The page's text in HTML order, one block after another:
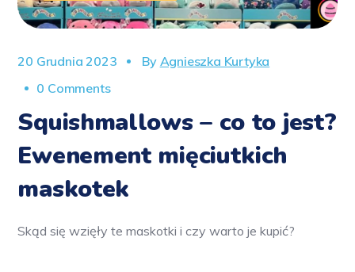
20 Grudnia 2023 By Agnieszka Kurtyka
0 Comments
Squishmallows – co to jest?
Ewenement mięciutkich
maskotek
Skąd się wzięły te maskotki i czy warto je kupić?